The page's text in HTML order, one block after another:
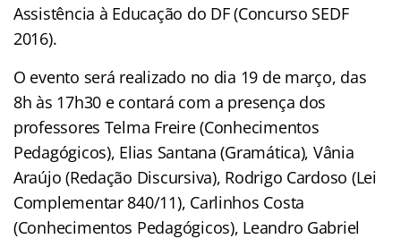
Assistência à Educação do DF (Concurso SEDF
2016).
O evento será realizado no dia 19 de março, das
8h às 17h30 e contará com a presença dos
professores Telma Freire (Conhecimentos
Pedagógicos), Elias Santana (Gramática), Vânia
Araújo (Redação Discursiva), Rodrigo Cardoso (Lei
Complementar 840/11), Carlinhos Costa
(Conhecimentos Pedagógicos), Leandro Gabriel